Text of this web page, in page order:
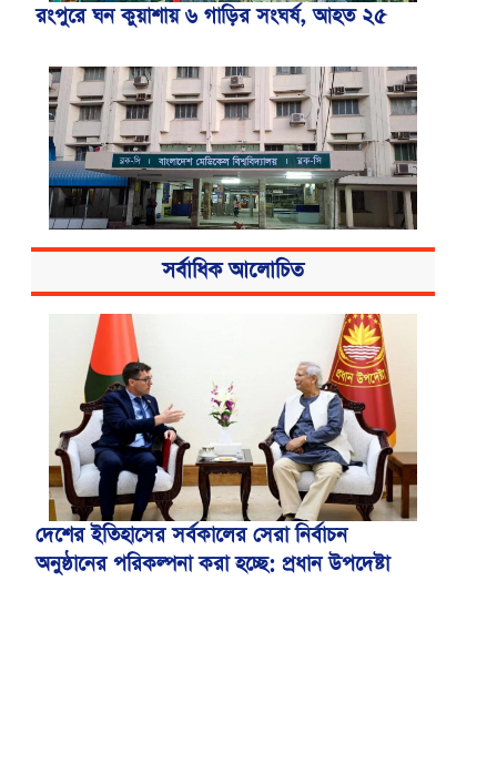
রংপুরে ঘন কুয়াশায় ৬ গাড়ির সংঘর্ষ, আহত ২৫
বিএসএমএমইউয়ের নতুন নাম বাংলাদেশ
মেডিকেল বিশ্ববিদ্যালয়
সর্বাধিক আলোচিত
দেশের ইতিহাসের সর্বকালের সেরা নির্বাচন
অনুষ্ঠানের পরিকল্পনা করা হচ্ছে: প্রধান উপদেষ্টা